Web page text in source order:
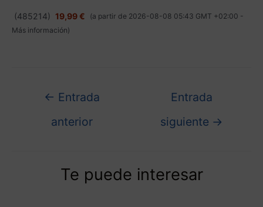
(485214) 19,99 €
(a partir de 2026-08-08 05:43 GMT +02:00 -
Más información)
← Entrada
anterior
Entrada
siguiente →
Te puede interesar